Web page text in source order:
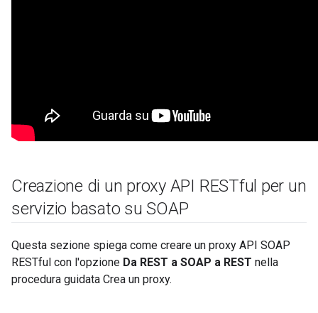
Creazione di un proxy API RESTful per un
servizio basato su SOAP
Questa sezione spiega come creare un proxy API SOAP
RESTful con l'opzione Da REST a SOAP a REST nella
procedura guidata Crea un proxy.